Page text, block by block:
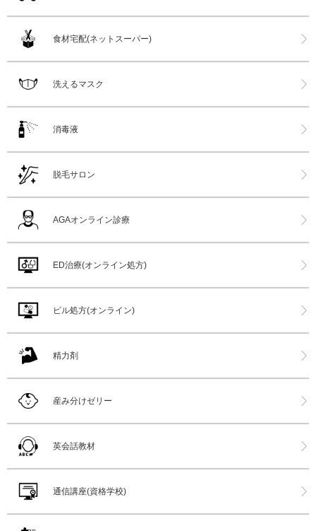
食材宅配(ネットスーパー)
洗えるマスク
消毒液
脱毛サロン
AGAオンライン診療
ED治療(オンライン処方)
ピル処方(オンライン)
精力剤
産み分けゼリー
英会話教材
通信講座(資格学校)